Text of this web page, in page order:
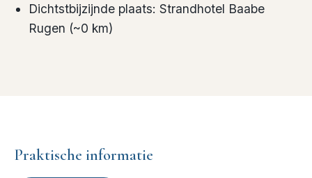
Dichtstbijzijnde plaats: Strandhotel Baabe
Rugen (~0 km)
Praktische informatie